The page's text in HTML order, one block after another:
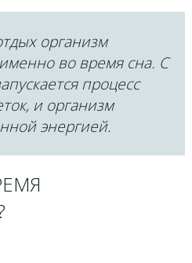
организм
во время сна. С
процесс
и организм
энергией.